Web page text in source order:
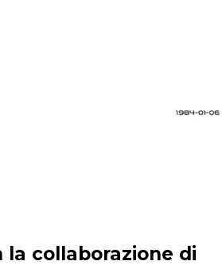
la collaborazione di